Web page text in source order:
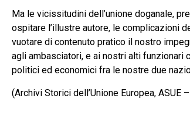
Ma le vicissitudini dell’unione doganale,
ospitare l’illustre autore, le complicazioni
vuotare di contenuto pratico il nostro
agli ambasciatori, e ai nostri alti funzionari
politici ed economici fra le nostre due
(Archivi Storici dell’Unione Europea,